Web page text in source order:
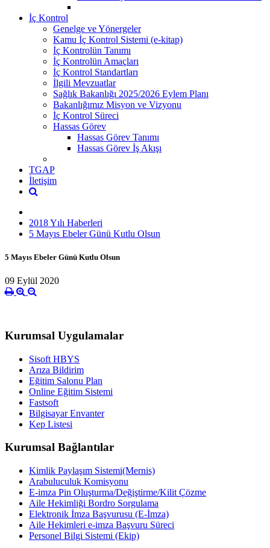
İç Kontrol
Genelge ve Yönergeler
Kamu İç Kontrol Sistemi (e-kitap)
İç Kontrolün Tanımı
İç Kontrolün Amaçları
İç Kontrol Standartları
İlgili Mevzuatlar
Sağlık Bakanlığı 2025/2026 Eylem Planı
Bakanlığımız Misyon ve Vizyonu
İç Kontrol Süreci
Hassas Görev
Hassas Görev Tanımı
Hassas Görev İş Akışı
TGAP
İletişim
2018 Yılı Haberleri
5 Mayıs Ebeler Günü Kutlu Olsun
5 Mayıs Ebeler Günü Kutlu Olsun
09 Eylül 2020
Kurumsal Uygulamalar
Sisoft HBYS
Arıza Bildirim
Eğitim Salonu Plan
Online Eğitim Sistemi
Fastsoft
Bilgisayar Envanter
Kep Listesi
Kurumsal Bağlantılar
Kimlik Paylaşım Sistemi(Mernis)
Arabuluculuk Komisyonu
E-imza Pin Oluşturma/Değiştirme/Kilit Çözme
Aile Hekimliği Bordro Sorgulama
Elektronik İmza Başvurusu (E-İmza)
Aile Hekimleri e-imza Başvuru Süreci
Personel Bilgi Sistemi (Ekip)